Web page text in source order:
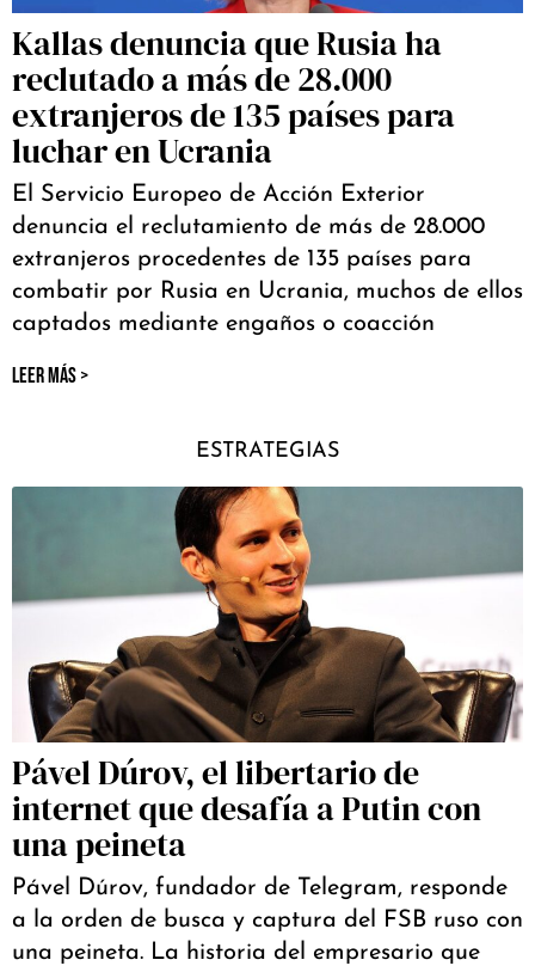
Kallas denuncia que Rusia ha
reclutado a más de 28.000
extranjeros de 135 países para
luchar en Ucrania
El Servicio Europeo de Acción Exterior
denuncia el reclutamiento de más de 28.000
extranjeros procedentes de 135 países para
combatir por Rusia en Ucrania, muchos de ellos
captados mediante engaños o coacción
LEER MÁS >
ESTRATEGIAS
Pável Dúrov, el libertario de
internet que desafía a Putin con
una peineta
Pável Dúrov, fundador de Telegram, responde
a la orden de busca y captura del FSB ruso con
una peineta. La historia del empresario que